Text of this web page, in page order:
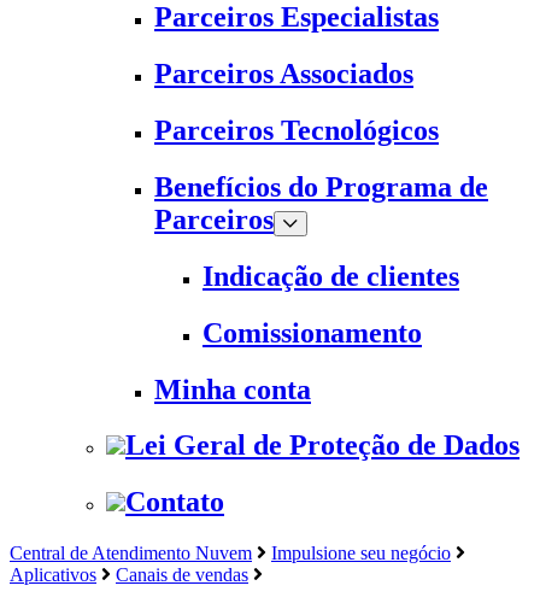
Parceiros Especialistas
Parceiros Associados
Parceiros Tecnológicos
Benefícios do Programa de
Parceiros
Indicação de clientes
Comissionamento
Minha conta
Lei Geral de Proteção de Dados
Contato
Central de Atendimento Nuvem
Impulsione seu negócio
Aplicativos
Canais de vendas